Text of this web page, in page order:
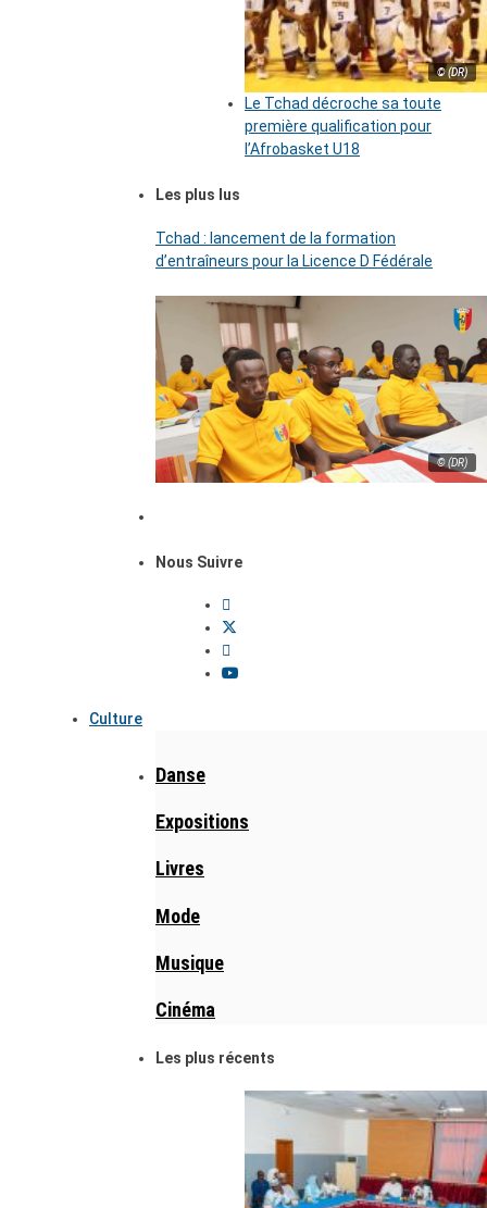
© (DR)
Le Tchad décroche sa toute
première qualification pour
l’Afrobasket U18
Les plus lus
Tchad : lancement de la formation
d’entraîneurs pour la Licence D Fédérale
© (DR)
Nous Suivre
Culture
Danse
Expositions
Livres
Mode
Musique
Cinéma
Les plus récents